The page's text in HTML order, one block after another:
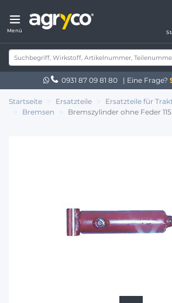
Menü
0931 87 09 81 80 | Eine Frage?
Startseite Ersatzteile
Ersatzteile für
Bremsen
Bremszylinder ohne Feder